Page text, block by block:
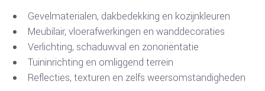
Gevelmaterialen, dakbedekking en kozijnkleuren
Meubilair, vloerafwerkingen en wanddecoraties
Verlichting, schaduwval en zonoriëntatie
Tuininrichting en omliggend terrein
Reflecties, texturen en zelfs weersomstandigheden